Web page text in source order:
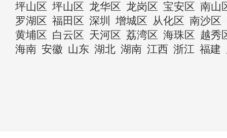
坪山区 坪山区 龙华区 龙岗区 宝安区 南山
罗湖区 福田区 深圳 增城区 从化区 南沙区
黄埔区 白云区 天河区 荔湾区 海珠区 越秀
海南 安徽 山东 湖北 湖南 江西 浙江 福建